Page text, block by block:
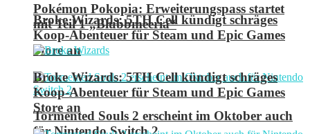
Broke Wizards: 5TH Cell kündigt schräges
Koop-Abenteuer für Steam und Epic Games
Store an
Tormented Souls 2 erscheint im Oktober auch
Pokémon Pokopia: Erweiterungspass startet
mit Teil 1 „Blubbmeeria“
Broke Wizards: 5TH Cell kündigt schräges
Koop-Abenteuer für Steam und Epic Games
Store an